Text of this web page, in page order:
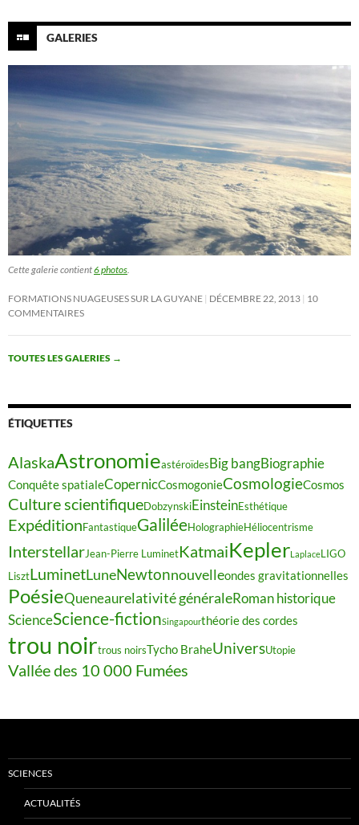
GALERIES
Cette galerie contient6 photos
FORMATIONS NUAGEUSES SUR LA GUYANE DÉCEMBRE 22, 2013 10
COMMENTAIRES
TOUTES LES GALERIES →
ÉTIQUETTES
AlaskaAstronomieastéroïdesBig bangBiographie
Conquête spatialeCopernicCosmogonieCosmologieCosmos
Culture scientifiqueDobzynskiEinsteinEsthétique
ExpéditionFantastiqueGaliléeHolographieHéliocentrisme
InterstellarJean-Pierre LuminetKatmaiKeplerLaplaceLIGO
LisztLuminetLuneNewtonnouvelleondes gravitationnelles
PoésieQueneaurelativité généraleRoman historique
ScienceScience-fictionSingapourthéorie des cordes
trou noirtrous noirsTycho BraheUniversUtopie
Vallée des 10 000 Fumées
SCIENCES
ACTUALITÉS